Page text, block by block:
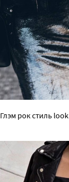
Глэм рок стиль look